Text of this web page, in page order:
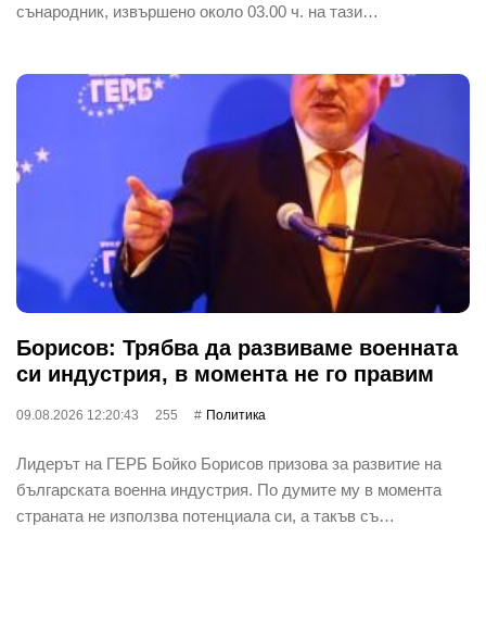
сънародник, извършено около 03.00 ч. на тази…
Борисов: Трябва да развиваме военната
си индустрия, в момента не го правим
09.08.2026 12:20:43 255 Политика
Лидерът на ГЕРБ Бойко Борисов призова за развитие на
българската военна индустрия. По думите му в момента
страната не използва потенциала си, а такъв съ…